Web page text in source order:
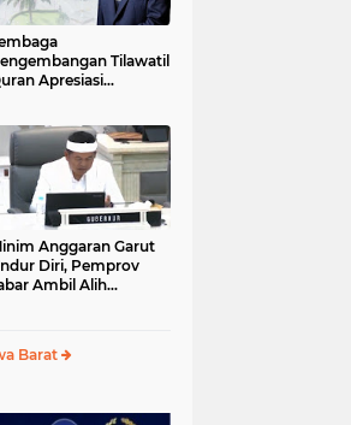
Tilawatil
Apresiasi
MTQ Jabar
Anggaran Garut
Diri, Pemprov
Ambil Alih
Barat